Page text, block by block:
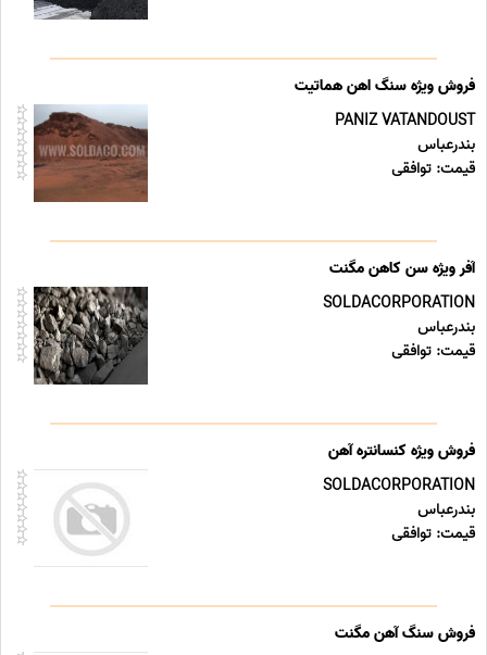
فروش ویژه سنگ اهن هماتیت
PANIZ VATANDOUST
بندرعباس
قیمت: توافقی
آفر ویژه سن کاهن مگنت
SOLDACORPORATION
بندرعباس
قیمت: توافقی
فروش ویژه کنسانتره آهن
SOLDACORPORATION
بندرعباس
قیمت: توافقی
فروش سنگ آهن مگنت